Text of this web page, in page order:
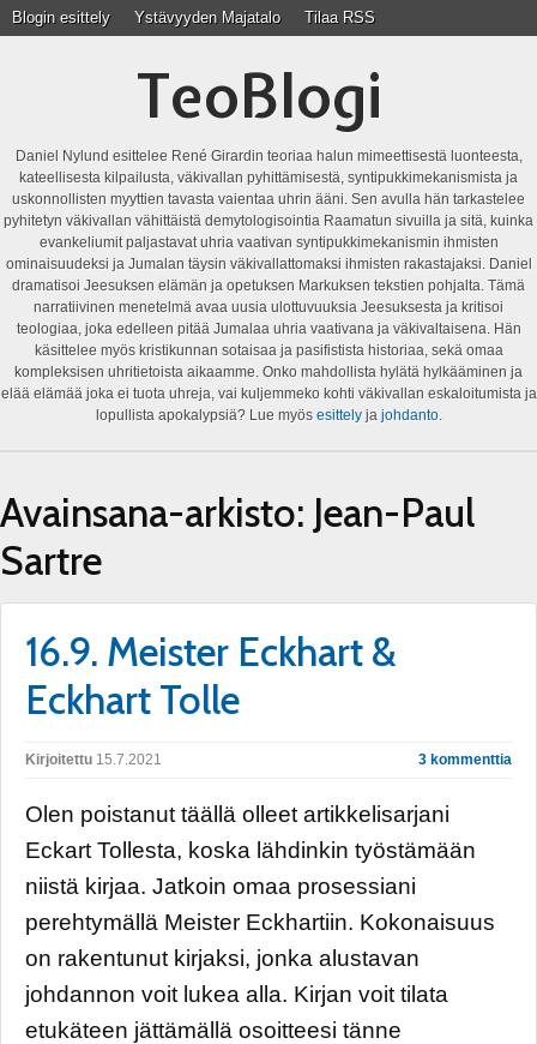
Blogin esittely Ystävyyden Majatalo Tilaa RSS
TeoBlogi
Daniel Nylund esittelee René Girardin teoriaa halun mimeettisestä luonteesta,
kateellisesta kilpailusta, väkivallan pyhittämisestä, syntipukkimekanismista ja
uskonnollisten myyttien tavasta vaientaa uhrin ääni. Sen avulla hän tarkastelee
pyhitetyn väkivallan vähittäistä demytologisointia Raamatun sivuilla ja sitä, kuinka
evankeliumit paljastavat uhria vaativan syntipukkimekanismin ihmisten
ominaisuudeksi ja Jumalan täysin väkivallattomaksi ihmisten rakastajaksi. Daniel
dramatisoi Jeesuksen elämän ja opetuksen Markuksen tekstien pohjalta. Tämä
narratiivinen menetelmä avaa uusia ulottuvuuksia Jeesuksesta ja kritisoi
teologiaa, joka edelleen pitää Jumalaa uhria vaativana ja väkivaltaisena. Hän
käsittelee myös kristikunnan sotaisaa ja pasifistista historiaa, sekä omaa
kompleksisen uhritietoista aikaamme. Onko mahdollista hylätä hylkääminen ja
elää elämää joka ei tuota uhreja, vai kuljemmeko kohti väkivallan eskaloitumista ja
lopullista apokalypsiä? Lue myös esittelyja johdanto.
Avainsana-arkisto: Jean-Paul
Sartre
16.9. Meister Eckhart &
Eckhart Tolle
Kirjoitettu 15.7.2021 3 kommenttia
Olen poistanut täällä olleet artikkelisarjani
Eckart Tollesta, koska lähdinkin työstämään
niistä kirjaa. Jatkoin omaa prosessiani
perehtymällä Meister Eckhartiin. Kokonaisuus
on rakentunut kirjaksi, jonka alustavan
johdannon voit lukea alla. Kirjan voit tilata
etukäteen jättämällä osoitteesi tänne